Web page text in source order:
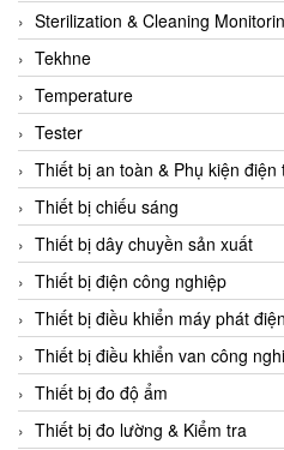
CAPS
CAREL Parts
CCS
CD Automation
CEAG Sicherheitst
CEIA Vietnam
Celduc Vietnam
Cemb
Centec GmbH
CEQUBE
CHAUVIN ARNOUX
Checkline
Sterilization & Cleaning
Tekhne
Temperature
Tester
Thiết bị an toàn & Phụ kiện điện
Thiết bị chiếu sáng
Thiết bị dây chuyền sản xuất
Thiết bị điện công nghiệp
Thiết bị điều khiển máy phát điện
Thiết bị điều khiển van công
Thiết bị đo độ ẩm
Thiết bị đo lường & Kiểm tra